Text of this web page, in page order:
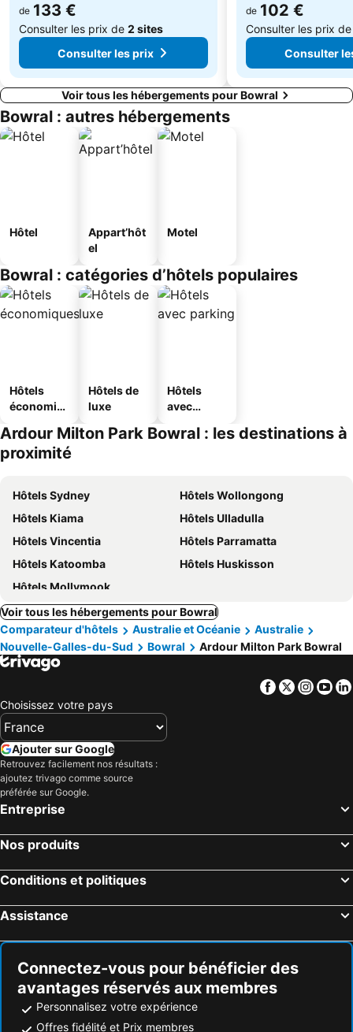
de 133 €
Consulter les prix de 2 sites
Consulter les prix
de 102 €
Consulter les prix
Consulter
Voir tous les hébergements pour Bowral
Bowral : autres hébergements
Hôtel
Appart’hôt
el
Motel
Bowral : catégories d’hôtels populaires
Hôtels
économiq
Hôtels de
luxe
Hôtels
avec
Ardour Milton Park Bowral : les destinations à
proximité
Hôtels Sydney
Hôtels Wollongong
Hôtels Kiama
Hôtels Ulladulla
Hôtels Vincentia
Hôtels Parramatta
Hôtels Katoomba
Hôtels Huskisson
Hôtels Mollymook
Voir tous les hébergements pour Bowral
Comparateur d'hôtels
Australie et Océanie
Australie
Nouvelle-Galles-du-Sud
Bowral Ardour Milton Park Bowral
Facebook
Twitter
Choisissez votre pays
Ajouter sur Google
Retrouvez facilement nos résultats :
ajoutez trivago comme source
préférée sur Google.
Entreprise
Nos produits
Conditions et politiques
Assistance
Connectez-vous pour bénéficier des
avantages réservés aux membres
Personnalisez votre expérience
Offres fidélité et Prix membres